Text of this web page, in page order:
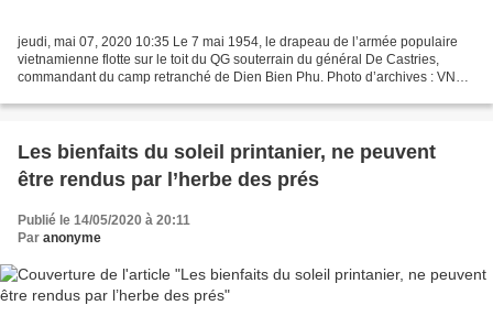
jeudi, mai 07, 2020 10:35 Le 7 mai 1954, le drapeau de l’armée populaire
vietnamienne flotte sur le toit du QG souterrain du général De Castries,
commandant du camp retranché de Dien Bien Phu. Photo d’archives : VNA
Les bienfaits du soleil printanier, ne peuvent
être rendus par l’herbe des prés
Publié le 14/05/2020 à 20:11
Par anonyme